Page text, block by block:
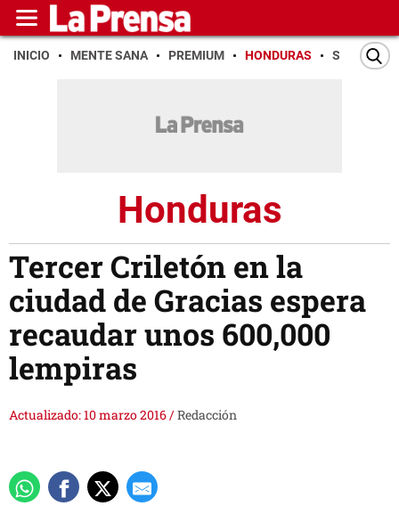
INICIO MENTE SANA PREMIUM HONDURAS SAN PEDRO
Honduras
Tercer Criletón en la
ciudad de Gracias espera
recaudar unos 600,000
lempiras
Actualizado: 10 marzo 2016/Redacción